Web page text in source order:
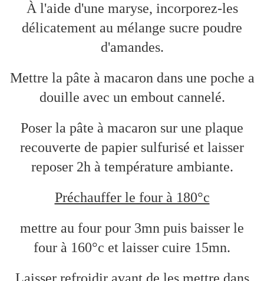
À l'aide d'une maryse, incorporez-les
délicatement au mélange sucre poudre
d'amandes.
Mettre la pâte à macaron dans une poche a
douille avec un embout cannelé.
Poser la pâte à macaron sur une plaque
recouverte de papier sulfurisé et laisser
reposer 2h à température ambiante.
Préchauffer le four à 180°c
mettre au four pour 3mn puis baisser le
four à 160°c et laisser cuire 15mn.